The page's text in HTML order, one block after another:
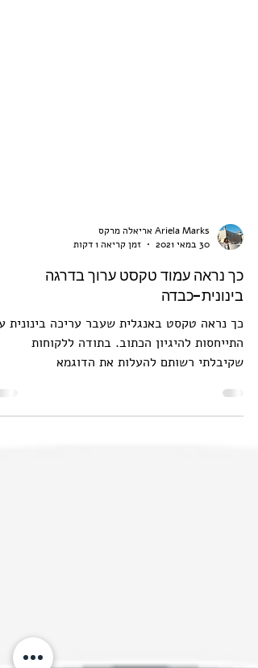
Ariela Marks אריאלה מרקס
זמן קריאה 1 דקות
כך נראה עמוד טקסט ערוך בדרגה
בינונית-כבדה
כך נראה טקסט באנגלית שעבר עריכה בינונית
התייחסות להיגיון הכתוב. בתודה ללקוחות